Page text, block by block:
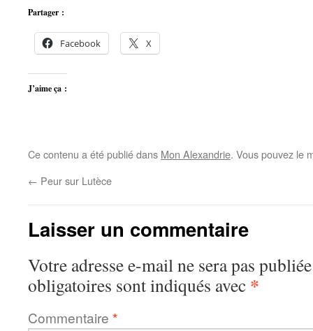
Partager :
Facebook X
J’aime ça :
Ce contenu a été publié dans Mon Alexandrie. Vous pouvez le
← Peur sur Lutèce
Laisser un commentaire
Votre adresse e-mail ne sera pas
obligatoires sont indiqués avec *
Commentaire *